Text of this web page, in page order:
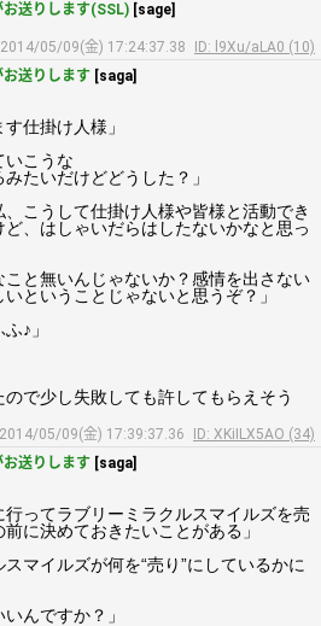
送りします(SSL) [sage]
2014/05/09(金) 17:24:37.38
ID: l9Xu/aLA0 (10)
送りします [saga]
仕掛け人様」
いこうな
たいだけどどうした？」
こうして仕掛け人様や皆様と活動でき
、はしゃいだらはしたないかなと思っ
こと無いんじゃないか？感情を出さない
ということじゃないと思うぞ？」
♪」
で少し失敗しても許してもらえそう
2014/05/09(金) 17:39:37.36
ID: XKiILX5AO (34)
送りします [saga]
ってラブリーミラクルスマイルズを売
に決めておきたいことがある」
マイルズが何を“売り”にしているかに
んですか？」